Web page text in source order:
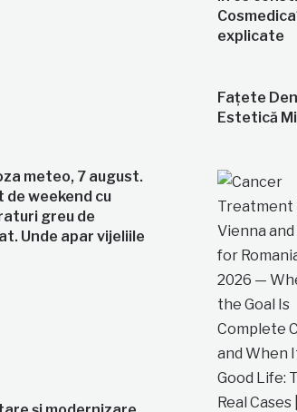
meteo, 7 august.
de weekend cu
greu de
Unde apar vijeliile
explicate
Fațete
Estetică